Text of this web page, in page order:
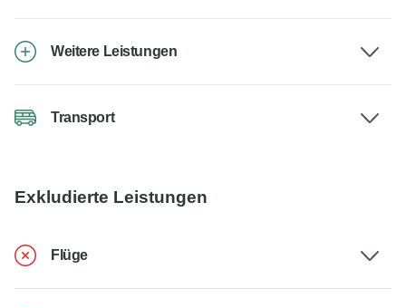
Weitere Leistungen
Transport
Exkludierte Leistungen
Flüge